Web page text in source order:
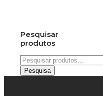
Pesquisar
produtos
Pesquisar
por:
Pesquisa